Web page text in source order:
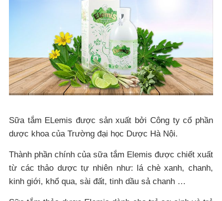
Sữa tắm ELemis được sản xuất bởi Công ty cổ phần
dược khoa của Trường đại học Dược Hà Nội.
Thành phần chính của sữa tắm Elemis được chiết xuất
từ các thảo dược tự nhiên như: lá chè xanh, chanh,
kinh giới, khổ qua, sài đất, tinh dầu sả chanh …